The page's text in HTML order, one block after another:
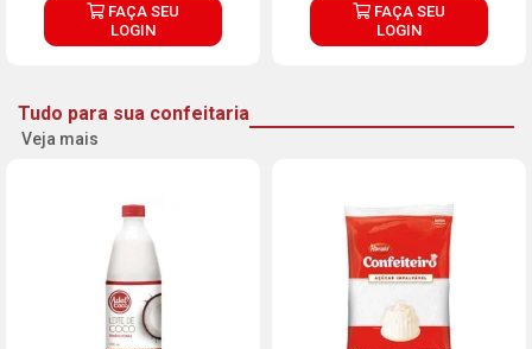
FAÇA SEU
LOGIN
FAÇA SEU
LOGIN
Tudo para sua confeitaria
Veja mais